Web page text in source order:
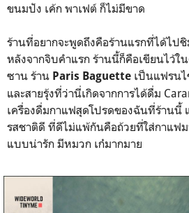
ขนมปัง เค้ก พาเฟต์ ก็ไม่มีขาด
ร้านที่อยากจะพูดถึงคือร้านแรกที่ได้ไป
หลังจากจิบคำแรก ร้านนี้ก็คือเขียนไว้ใ
ซาน ร้าน Paris Baguette เป็นแฟรน
และสายรุ้งที่ว่านี่เกิดจากการได้ดื่ม
เครื่องดื่มกาแฟสุดโปรดของฉันที่ร้านนี้
รสชาติดี ที่ดีไม่แพ้กันคือถ้วยที่ใส่กาแฟ
แบบน่ารัก มีหมวก เก๋มากมาย